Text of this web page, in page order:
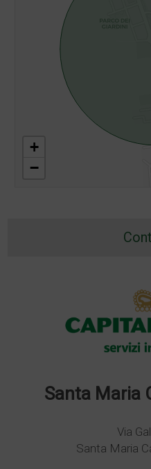
+
−
Santa Maria
Via
Santa Maria